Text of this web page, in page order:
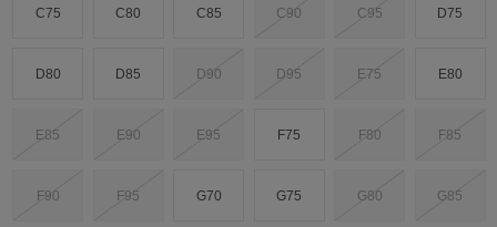
C75 C80 C85 C90 C95 D75
D80 D85 D90 D95 E75 E80
E85 E90 E95 F75 F80 F85
F90 F95 G70 G75 G80 G85